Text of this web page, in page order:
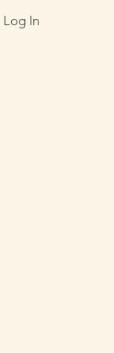
Log In